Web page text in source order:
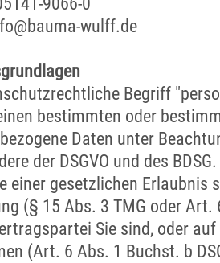
wulff.de
Begriff
bestimmten oder
Daten unter
der DSGVO und des
einer gesetzlichen
(§ 15 Abs. 3 TMG oder Art.
Sie sind, oder
(Art. 6 Abs. 1 Buchst. b